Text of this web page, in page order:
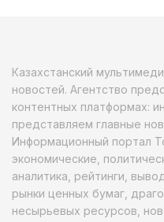
Казахстанский
новостей. Агентство
контентных платформах:
представляем главные
Информационный портал
экономические,
аналитика, рейтинги,
рынки ценных бумаг,
несырьевых ресурсов,